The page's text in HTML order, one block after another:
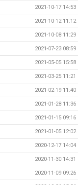
2021-10-17 14:53
2021-10-12 11:12
2021-10-08 11:29
2021-07-23 08:59
2021-05-05 15:58
2021-03-25 11:21
2021-02-19 11:40
2021-01-28 11:36
2021-01-15 09:16
2021-01-05 12:02
2020-12-17 14:04
2020-11-30 14:31
2020-11-09 09:26